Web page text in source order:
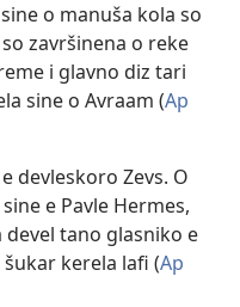
o manuša kola so
završinena o reke
i glavno diz tari
sine o Avraam (Ap
devleskoro Zevs. O
e Pavle Hermes,
devel tano glasniko e
kerela lafi (Ap